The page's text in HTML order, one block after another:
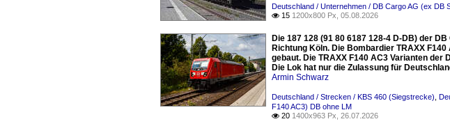
Deutschland / Unternehmen / DB Cargo AG (ex DB
 15 1200x800 Px, 05.08.2026
Die 187 128 (91 80 6187 128-4 D-DB) der
Richtung Köln. Die Bombardier TRAXX
gebaut. Die TRAXX F140 AC3 Varianten
Die Lok hat nur die Zulassung für
Armin Schwarz
Deutschland / Strecken / KBS 460 (Siegstrecke)
F140 AC3) DB ohne LM
 20 1400x963 Px, 26.07.2026